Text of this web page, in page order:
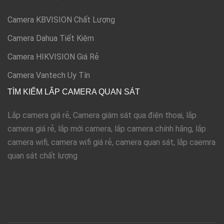
Camera KBVISION Chất Lượng
Camera Dahua Tiết Kiệm
Camera HIKVISION Giá Rẻ
Camera Vantech Uy Tín
TÌM KIẾM LẮP CAMERA QUAN SÁT
Lắp camera giá rẻ, Camera giám sát qua điện thoại, lắp
camera giá rẻ, lắp mới camera, lắp camera chính hãng, lắp
camera wifi, camera wifi giá rẻ, camera quan sát, lắp caemra
quan sát chất lượng